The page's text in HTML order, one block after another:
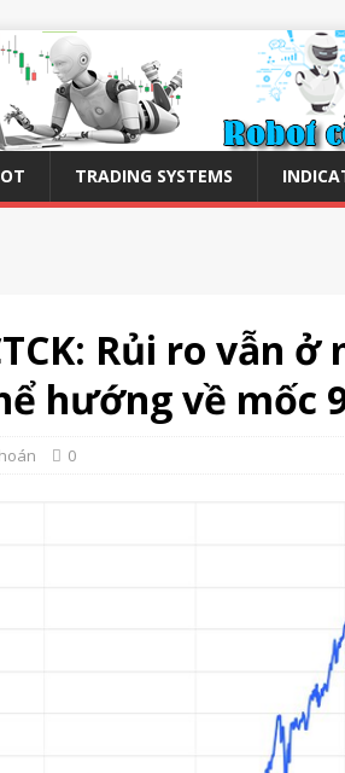
TRADING SYSTEMS
Rủi ro vẫn ở
hướng về mốc
0